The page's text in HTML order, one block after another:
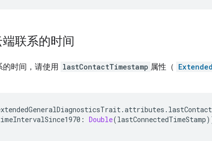
端联系的时间
的时间，请使用 lastContactTimestamp 属性（
.attributes .
: Double(lastConnectedTimeStamp